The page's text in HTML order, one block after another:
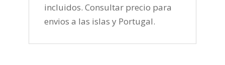
incluidos. Consultar precio para
envios a las islas y Portugal.